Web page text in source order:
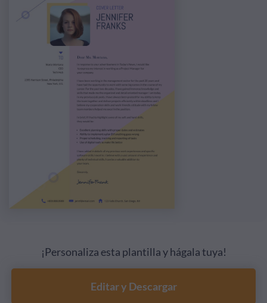
¡Personaliza esta plantilla y hágala tuya!
Editar y Descargar